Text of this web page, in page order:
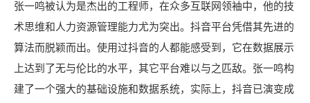
张一鸣被认为是杰出的工程师，在众多互联网领袖中，他的技
术思维和人力资源管理能力尤为突出。抖音平台凭借其先进的
算法而脱颖而出。使用过抖音的人都能感受到，它在数据展示
上达到了无与伦比的水平，其它平台难以与之匹敌。张一鸣构
建了一个强大的基础设施和数据系统，实际上，抖音已演变成